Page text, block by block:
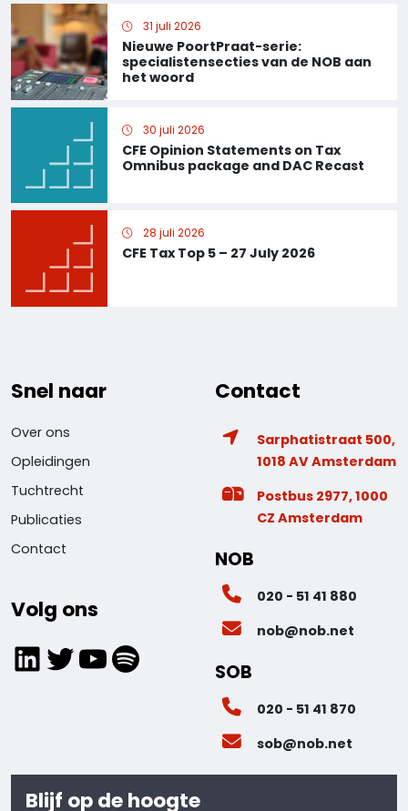
Nieuwe PoortPraat-serie:
specialistensecties van de NOB aan
het woord
31 juli 2026
CFE Opinion Statements on Tax
Omnibus package and DAC Recast
30 juli 2026
CFE Tax Top 5 – 27 July 2026
28 juli 2026
Snel naar
Over ons
Opleidingen
Tuchtrecht
Publicaties
Contact
Volg ons
LinkedIn
Twitter
YouTube
Spotify
Contact
Sarphatistraat 500,
1018 AV Amsterdam
Postbus 2977, 1000
CZ Amsterdam
NOB
020 - 51 41 880
nob@nob.net
SOB
020 - 51 41 870
sob@nob.net
Blijf op de hoogte